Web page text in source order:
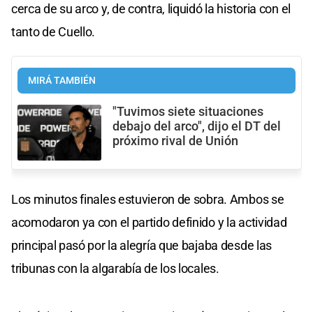
cerca de su arco y, de contra, liquidó la historia con el
tanto de Cuello.
MIRÁ TAMBIÉN
"Tuvimos siete situaciones
debajo del arco", dijo el DT del
próximo rival de Unión
Los minutos finales estuvieron de sobra. Ambos se
acomodaron ya con el partido definido y la actividad
principal pasó por la alegría que bajaba desde las
tribunas con la algarabía de los locales.